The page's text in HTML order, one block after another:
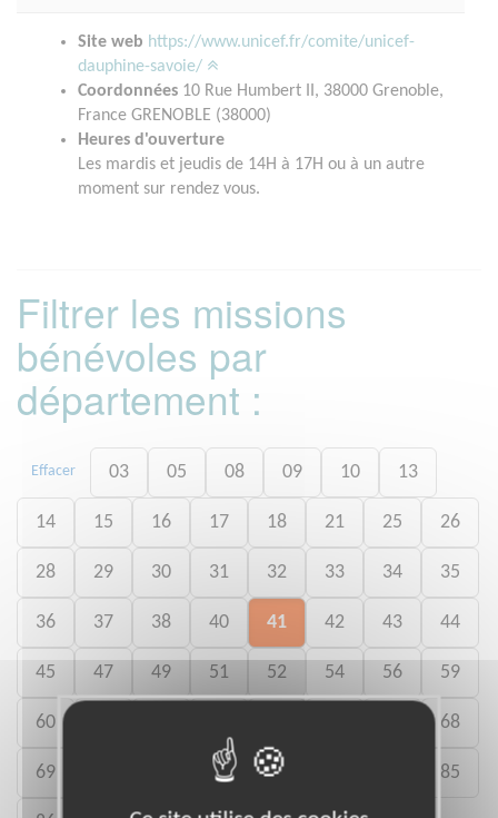
Site web https://www.unicef.fr/comite/unicef-
dauphine-savoie/
Coordonnées 10 Rue Humbert II, 38000 Grenoble,
France GRENOBLE (38000)
Heures d'ouverture
Les mardis et jeudis de 14H à 17H ou à un autre
moment sur rendez vous.
Filtrer les missions
bénévoles par
département :
Effacer 03 05 08 09 10 13
14 15 16 17 18 21 25 26
28 29 30 31 32 33 34 35
36 37 38 40 41 42 43 44
45 47 49 51 52 54 56 59
60 68
69 79 80 85